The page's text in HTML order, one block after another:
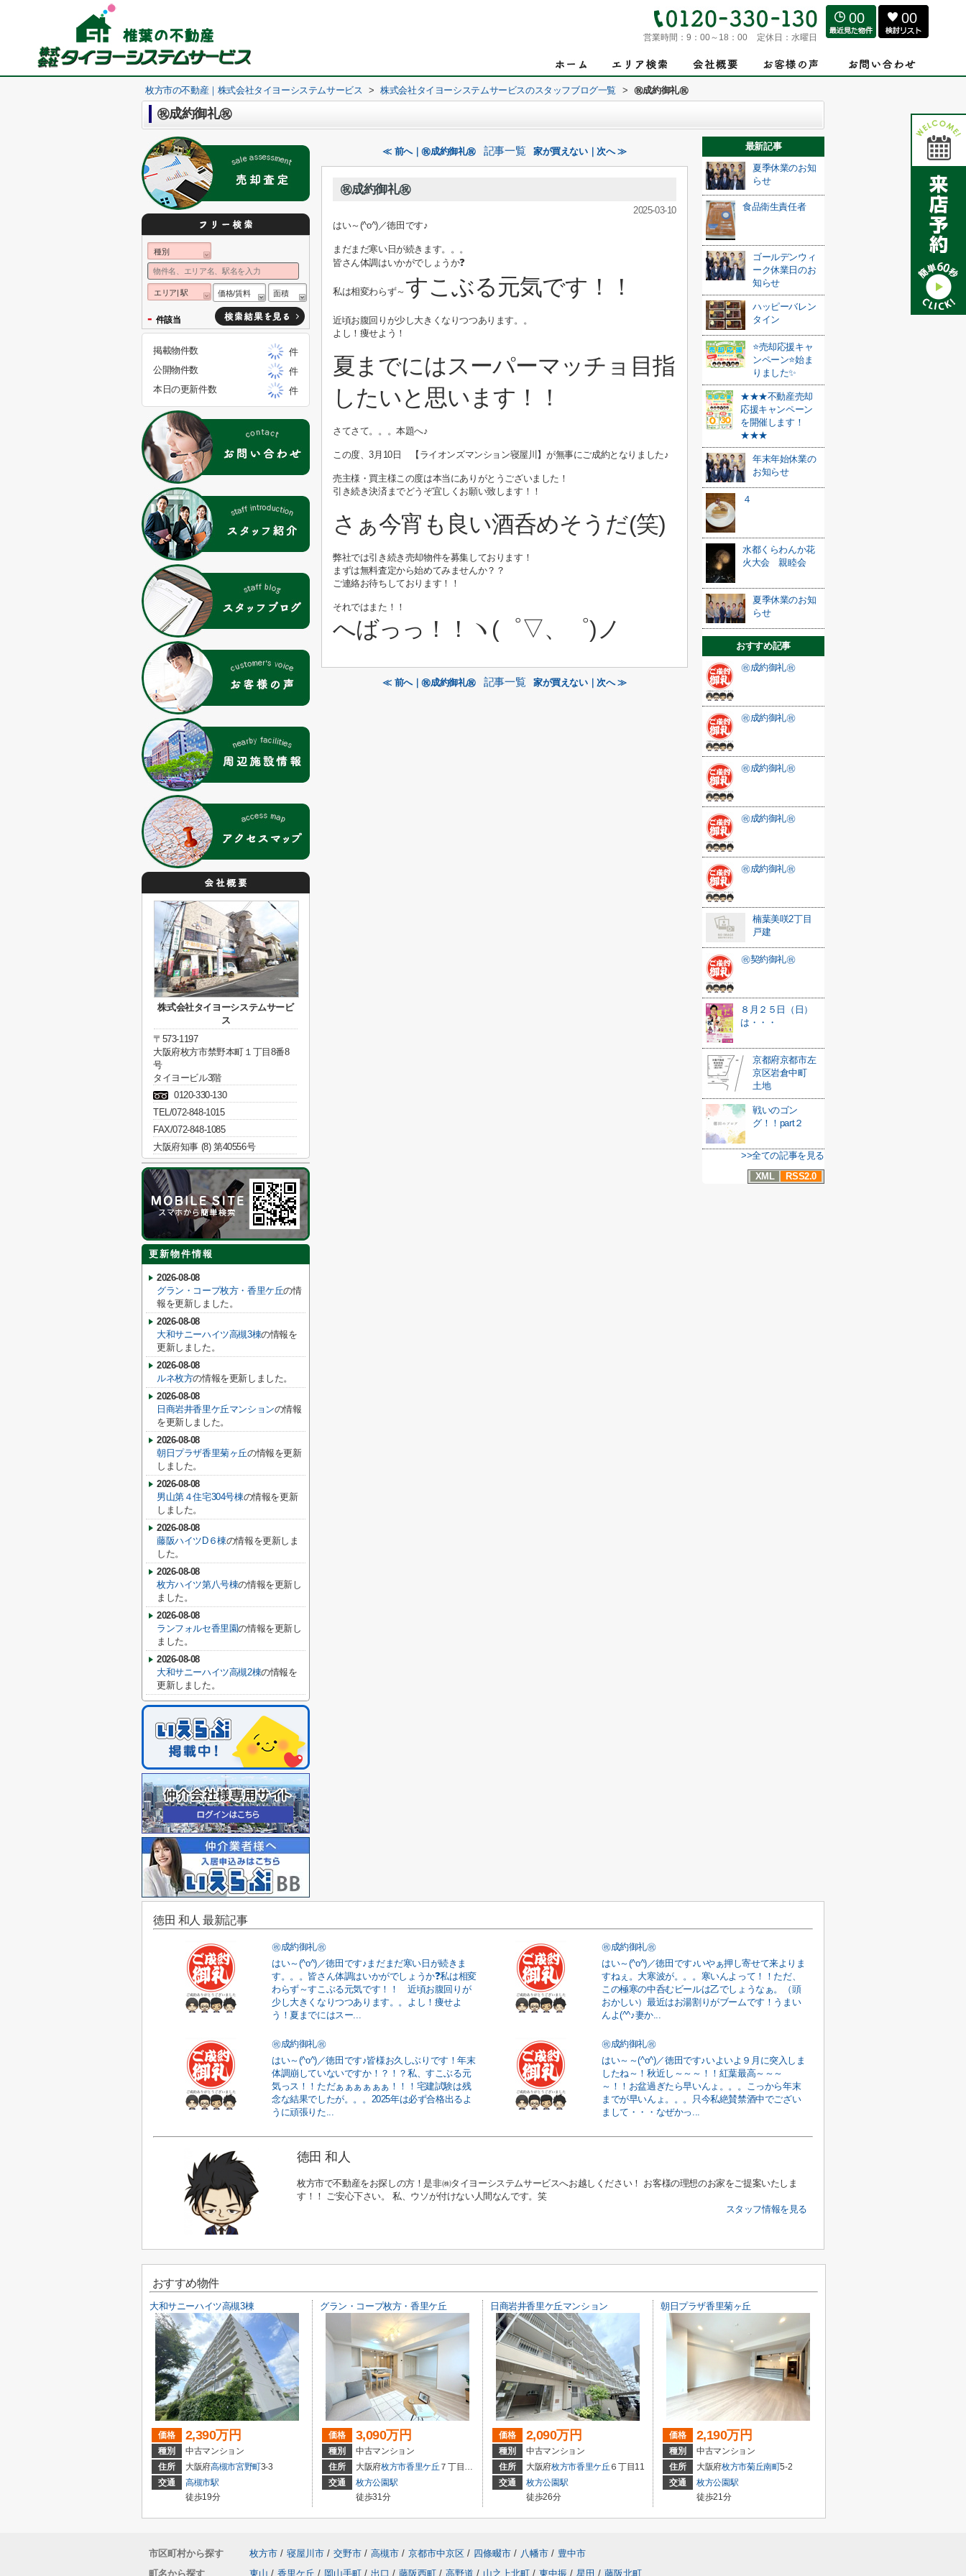
営業時間： 9：00～18：00 定休日： 水曜日
00 00
枚方市の不動産｜株式会社タイヨーシステムサービス > 株式会社タイヨーシステムサービスのスタッフブログ一覧 > ㊗成約御礼㊗
㊗成約御礼㊗
≪ 前へ｜㊗成約御礼㊗ 記事一覧 家が買えない｜次へ ≫
㊗成約御礼㊗
2025-03-10
はい～(^o^)／徳田です♪
まだまだ寒い日が続きます。。。
皆さん体調はいかがでしょうか❓
私は相変わらず～ すこぶる元気です！！
近頃お腹回りが少し大きくなりつつあります。。
よし！痩せよう！
夏までにはスーパーマッチョ目指
したいと思います！！
さてさて。。。本題へ♪
この度、3月10日 【ライオンズマンション寝屋川】が無事にご成約となりました♪
売主様・買主様この度は本当にありがとうございました！
引き続き決済までどうぞ宜しくお願い致します！！
さぁ今宵も良い酒呑めそうだ(笑)
弊社では引き続き売却物件を募集しております！
まずは無料査定から始めてみませんか？？
ご連絡お待ちしております！！
それではまた！！
へばっっ！！ヽ(゜▽、゜)ノ
≪ 前へ｜㊗成約御礼㊗ 記事一覧 家が買えない｜次へ ≫
最新記事
夏季休業のお知
らせ
食品衛生責任者
ゴールデンウィ
ーク休業日のお
知らせ
ハッピーバレン
タイン
⭐売却応援キャ
ンペーン⭐始ま
りました✨
★★★不動産売却
応援キャンペーン
を開催します！
★★★
年末年始休業の
お知らせ
４
水都くらわんか花
火大会 親睦会
夏季休業のお知
らせ
おすすめ記事
㊗成約御礼㊗
㊗成約御礼㊗
㊗成約御礼㊗
㊗成約御礼㊗
㊗成約御礼㊗
楠葉美咲2丁目
戸建
㊗契約御礼㊗
８月２５日（日）
は・・・
京都府京都市左
京区岩倉中町
土地
戦いのゴン
グ！！part２
>>全ての記事を見る
XML
RSS2.0
種別
エリア| 駅 価格/賃料 面積
- 件該当
掲載物件数
件
公開物件数
件
本日の更新件数
件
株式会社タイヨーシステムサービ
ス
〒573-1197
大阪府枚方市禁野本町１丁目8番8
号
タイヨービル3階
0120-330-130
TEL/072-848-1015
FAX/072-848-1085
大阪府知事 (8) 第40556号
更新物件情報
2026-08-08
グラン・コープ枚方・香里ケ丘の情
報を更新しました。
2026-08-08
大和サニーハイツ高槻3棟の情報を
更新しました。
2026-08-08
ルネ枚方の情報を更新しました。
2026-08-08
日商岩井香里ケ丘マンションの情報
を更新しました。
2026-08-08
朝日プラザ香里菊ヶ丘の情報を更新
しました。
2026-08-08
男山第４住宅304号棟の情報を更新
しました。
2026-08-08
藤阪ハイツD６棟の情報を更新しま
した。
2026-08-08
枚方ハイツ第八号棟の情報を更新し
ました。
2026-08-08
ランフォルセ香里園の情報を更新し
ました。
2026-08-08
大和サニーハイツ高槻2棟の情報を
更新しました。
徳田 和人 最新記事
㊗成約御礼㊗
はい～(^o^)／徳田です♪まだまだ寒い日が続きま
す。。。皆さん体調はいかがでしょうか❓私は相変
わらず～すこぶる元気です！！ 近頃お腹回りが
少し大きくなりつつあります。。よし！痩せよ
う！夏までにはスー...
㊗成約御礼㊗
はい～(^o^)／徳田です♪いやぁ押し寄せて来よりま
すねぇ。大寒波が。。。寒いんよって！！ただ、
この極寒の中呑むビールは乙でしょうなぁ。（頭
おかしい）最近はお湯割りがブームです！うまい
んよ(^^♪妻か...
㊗成約御礼㊗
はい～(^o^)／徳田です♪皆様お久しぶりです！年末
体調崩していないですか！？！？私、すこぶる元
気っス！！ただぁぁぁぁぁぁ！！！宅建試験は残
念な結果でしたが。。。2025年は必ず合格出るよ
うに頑張りた...
㊗成約御礼㊗
はい～～(^o^)／徳田です♪いよいよ９月に突入しま
したね～！秋近し～～～！！紅葉最高～～～
～！！お盆過ぎたら早いんょ。。。こっから年末
までが早いんょ。。。只今私絶賛禁酒中でござい
まして・・・なぜかっ...
徳田 和人
枚方市で不動産をお探しの方！是非㈱タイヨーシステムサービスへお越しください！ お客様の理想のお家をご提案いたしま
す！！ ご安心下さい。 私、ウソが付けない人間なんです。笑
スタッフ情報を見る
おすすめ物件
大和サニーハイツ高槻3棟
価格 2,390万円
種別
中古マンション
住所
大阪府高槻市宮野町3-3
交通
高槻市駅
徒歩19分
グラン・コープ枚方・香里ケ丘
価格 3,090万円
種別
中古マンション
住所
大阪府枚方市香里ケ丘 ７丁目19-1
交通
枚方公園駅
徒歩31分
日商岩井香里ケ丘マンション
価格 2,090万円
種別
中古マンション
住所
大阪府枚方市香里ケ丘 ６丁目11
交通
枚方公園駅
徒歩26分
朝日プラザ香里菊ヶ丘
価格 2,190万円
種別
中古マンション
住所
大阪府枚方市菊丘南町5-2
交通
枚方公園駅
徒歩21分
市区町村から探す 枚方市 / 寝屋川市 / 交野市 / 高槻市 / 京都市中京区 / 四條畷市 / 八幡市 / 豊中市
町名から探す
東山 / 香里ケ丘 / 岡山手町 / 出口 / 藤阪西町 / 高野道 / 山之上北町 / 東中振 / 星田 / 藤阪北町